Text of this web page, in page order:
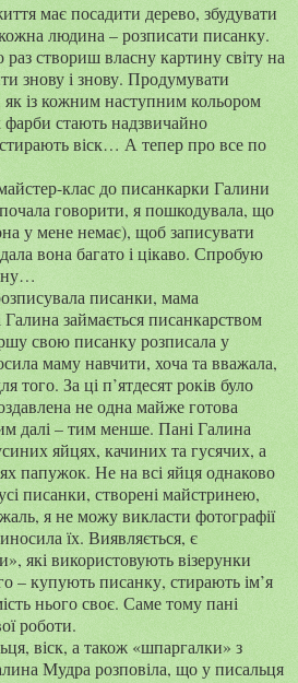
має посадити дерево, збудувати
людина – розписати писанку.
створиш власну картину світу на
знову і знову. Продумувати
як із кожним наступним кольором
стають надзвичайно
віск… А тепер про все по
клас до писанкарки Галини
говорити, я пошкодувала, що
у мене немає), щоб записувати
вона багато і цікаво. Спробую
писанки, мама
Галина займається писанкарством
свою писанку розписала у
маму навчити, хоча та вважала,
того. За ці п’ятдесят років було
не одна майже готова
далі – тим менше. Пані Галина
яйцях, качиних та гусячих, а
папужок. Не на всі яйця однаково
писанки, створені майстринею,
я не можу викласти фотографії
їх. Виявляється, є
які використовують візерунки
– купують писанку, стирають ім’я
нього своє. Саме тому пані
роботи.
віск, а також «шпаргалки» з
Мудра розповіла, що у писальця